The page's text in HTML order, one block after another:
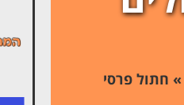
» חתול פרסי